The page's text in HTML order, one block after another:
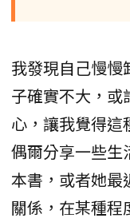
我發現自己慢慢
子確實不大，或
心，讓我覺得這
偶爾分享一些生
本書，或者她最
關係，在某種程